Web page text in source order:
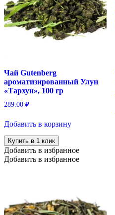
Чай Gutenberg
ароматизированный Улун
«Тархун», 100 гр
289.00 ₽
Добавить в корзину
Купить в 1 клик
Добавить в избранное
Добавить в избранное